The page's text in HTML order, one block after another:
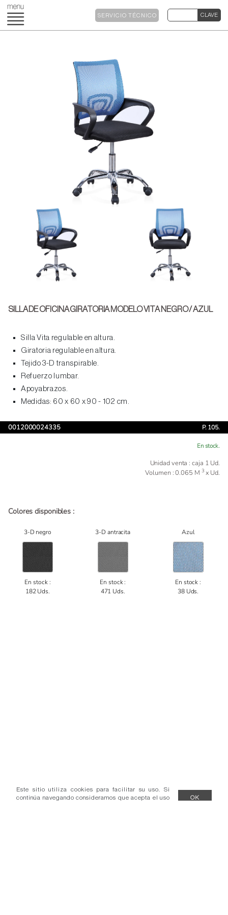
de cookies.
Más información
SERVICIO TÉCNICO
SILLA DE OFICINA GIRATORIA MODELO VITA NEGRO / AZUL
Silla Vita regulable en altura.
Giratoria regulable en altura.
Tejido 3-D transpirable.
Refuerzo lumbar.
Apoyabrazos.
Medidas: 60 x 60 x 90 - 102 cm.
0012000024335 P. 105.
En stock.
Unidad venta : caja 1 Ud.
Volumen : 0.065 M 3 x Ud.
Colores disponibles :
3-D negro
En stock :
182 Uds.
3-D antracita
En stock :
471 Uds.
Azul
En stock :
38 Uds.